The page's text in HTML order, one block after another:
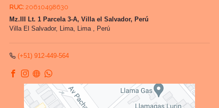
RUC: 20610498630
Mz.III Lt. 1 Parcela 3-A, Villa el Salvador, Perú
Villa El Salvador, Lima, Lima , Perú
(+51) 912-449-564